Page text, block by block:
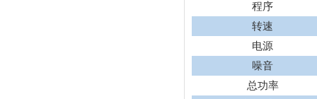
程序
转速
电源
噪音
总功率